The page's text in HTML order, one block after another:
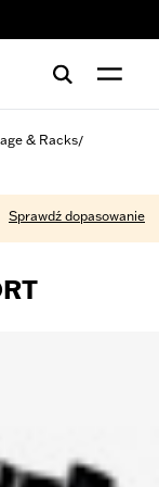
& Racks/
Sprawdź dopasowanie